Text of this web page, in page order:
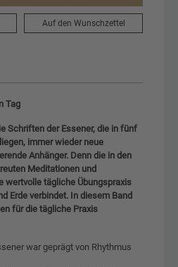
Auf den Wunschzettel
Tag
Schriften der Essener, die in fünf
immer wieder neue
Anhänger. Denn die in den
Meditationen und
wertvolle tägliche Übungspraxis
Erde verbindet. In diesem Band
für die tägliche Praxis
war geprägt von Rhythmus